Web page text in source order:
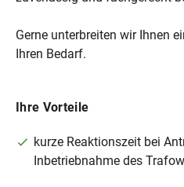
Gerne unterbreiten wir Ihnen
Ihren Bedarf.
Ihre Vorteile
kurze Reaktionszeit bei
Inbetriebnahme des